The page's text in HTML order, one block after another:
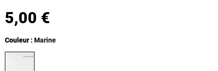
5,00 €
Couleur
Couleur : Marine